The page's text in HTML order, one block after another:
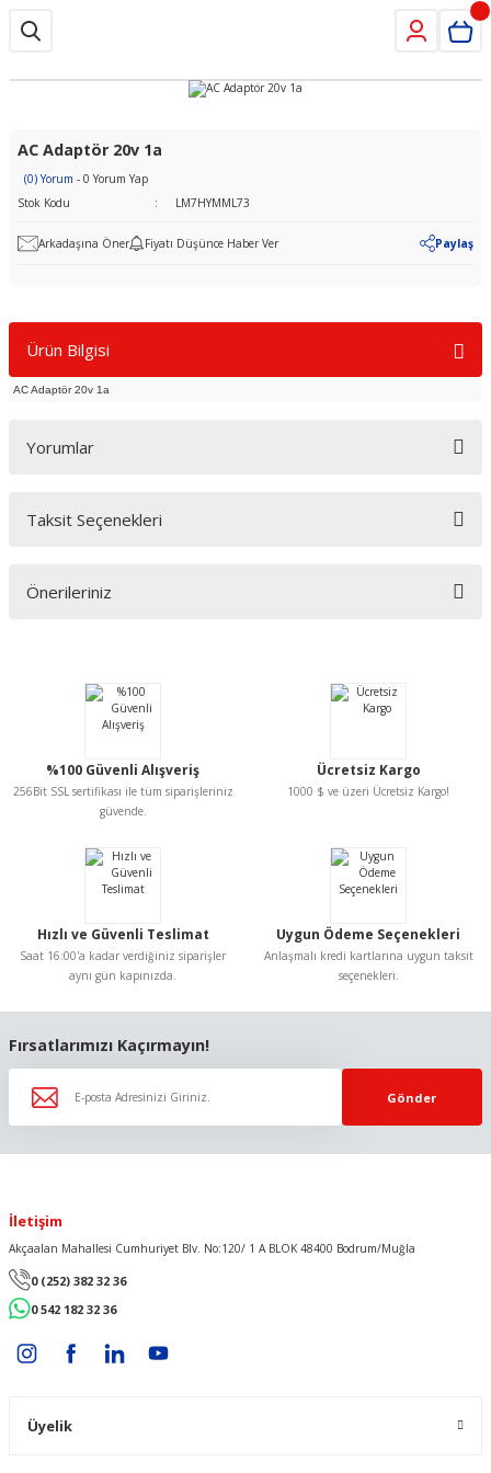
AC Adaptör 20v 1a
(0) Yorum - 0 Yorum Yap
Stok Kodu
LM7HYMML73
Arkadaşına Öner Fiyatı Düşünce Haber Ver Paylaş
Ürün Bilgisi
AC Adaptör 20v 1a
Yorumlar
Bu ürüne ilk yorumu siz yapın!
Taksit Seçenekleri
Önerileriniz
Görüş ve önerileriniz için teşekkür ederiz.
Ürün açıklamasında eksik bilgiler bulunuyor.
Ürün bilgilerinde hatalar bulunuyor.
Bu ürüne benzer farklı alternatifler olmalı.
%100 Güvenli Alışveriş
256Bit SSL sertifikası ile tüm siparişleriniz
güvende.
Ücretsiz Kargo
1000 $ ve üzeri Ücretsiz Kargo!
Hızlı ve Güvenli Teslimat
Saat 16:00'a kadar verdiğiniz siparişler
aynı gün kapınızda.
Uygun Ödeme Seçenekleri
Anlaşmalı kredi kartlarına uygun taksit
seçenekleri.
Fırsatlarımızı Kaçırmayın!
Gönder
İletişim
Akçaalan Mahallesi Cumhuriyet Blv. No:120/ 1 A BLOK 48400 Bodrum/Muğla
0 (252) 382 32 36
0 542 182 32 36
Üyelik